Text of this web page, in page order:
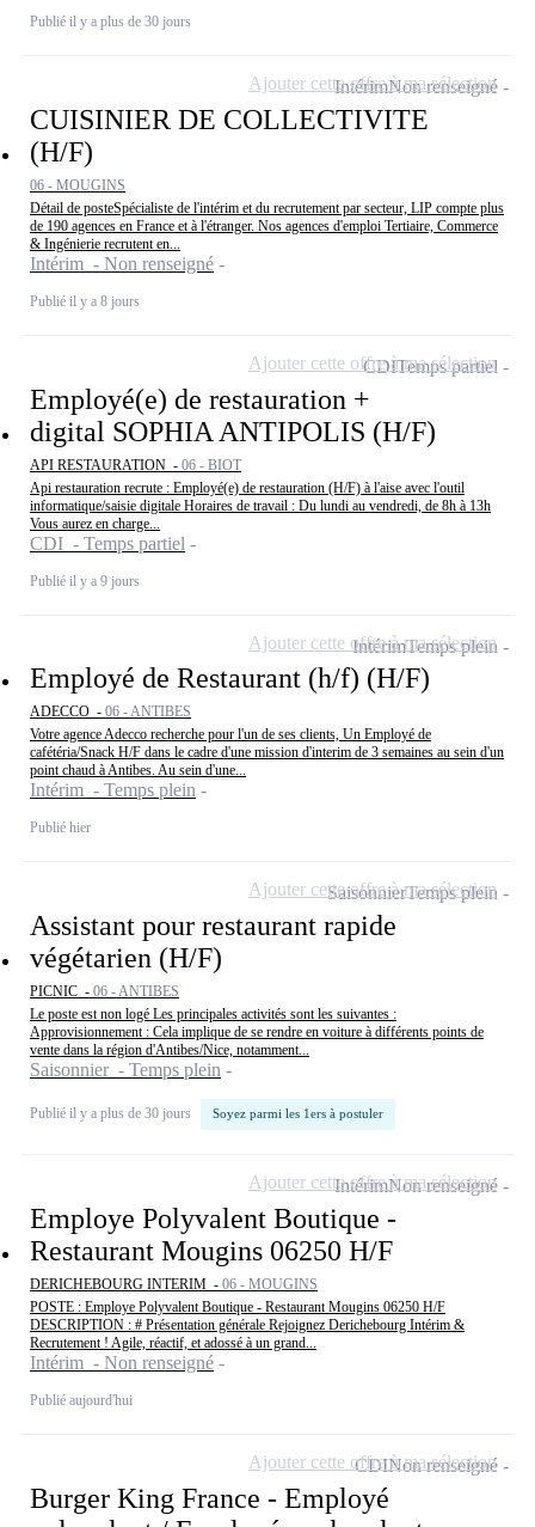
Publié il y a plus de 30 jours
CUISINIER DE COLLECTIVITE
(H/F)
06 - MOUGINS
Détail de posteSpécialiste de l'intérim et du recrutement par secteur, LIP compte plus
de 190 agences en France et à l'étranger. Nos agences d'emploi Tertiaire, Commerce
& Ingénierie recrutent en...
Intérim - Non renseigné
Publié il y a 8 jours
IntérimNon renseigné
Ajouter cette offre à ma sélection
Employé(e) de restauration +
digital SOPHIA ANTIPOLIS (H/F)
API RESTAURATION - 06 - BIOT
Api restauration recrute : Employé(e) de restauration (H/F) à l'aise avec l'outil
informatique/saisie digitale Horaires de travail : Du lundi au vendredi, de 8h à 13h
Vous aurez en charge...
CDI - Temps partiel
Publié il y a 9 jours
CDITemps partiel
Ajouter cette offre à ma sélection
Employé de Restaurant (h/f) (H/F)
ADECCO - 06 - ANTIBES
Votre agence Adecco recherche pour l'un de ses clients, Un Employé de
cafétéria/Snack H/F dans le cadre d'une mission d'interim de 3 semaines au sein d'un
point chaud à Antibes. Au sein d'une...
Intérim - Temps plein
Publié hier
IntérimTemps plein
Ajouter cette offre à ma sélection
Assistant pour restaurant rapide
végétarien (H/F)
PICNIC - 06 - ANTIBES
Le poste est non logé Les principales activités sont les suivantes :
Approvisionnement : Cela implique de se rendre en voiture à différents points de
vente dans la région d'Antibes/Nice, notamment...
Saisonnier - Temps plein
Publié il y a plus de 30 jours Soyez parmi les 1ers à postuler
SaisonnierTemps plein
Ajouter cette offre à ma sélection
Employe Polyvalent Boutique -
Restaurant Mougins 06250 H/F
DERICHEBOURG INTERIM - 06 - MOUGINS
POSTE : Employe Polyvalent Boutique - Restaurant Mougins 06250 H/F
DESCRIPTION : # Présentation générale Rejoignez Derichebourg Intérim &
Recrutement ! Agile, réactif, et adossé à un grand...
Intérim - Non renseigné
Publié aujourd'hui
IntérimNon renseigné
Ajouter cette offre à ma sélection
Burger King France - Employé
CDINon renseigné
Ajouter cette offre à ma sélection